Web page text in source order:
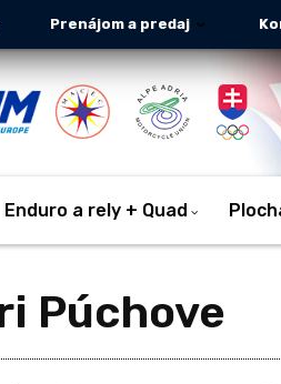
Prenájom a predaj
Enduro a rely + Quad
Púchove